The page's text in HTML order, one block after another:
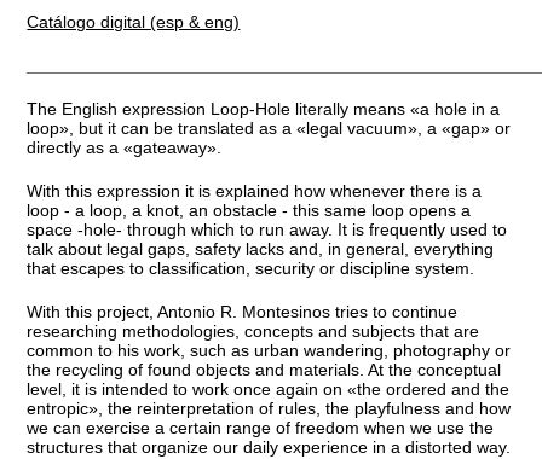
Catálogo digital (esp & eng)
The English expression Loop-Hole literally means «a hole in a
loop», but it can be translated as a «legal vacuum», a «gap» or
directly as a «gateaway».
With this expression it is explained how whenever there is a
loop - a loop, a knot, an obstacle - this same loop opens a
space -hole- through which to run away. It is frequently used to
talk about legal gaps, safety lacks and, in general, everything
that escapes to classification, security or discipline system.
With this project, Antonio R. Montesinos tries to continue
researching methodologies, concepts and subjects that are
common to his work, such as urban wandering, photography or
the recycling of found objects and materials. At the conceptual
level, it is intended to work once again on «the ordered and the
entropic», the reinterpretation of rules, the playfulness and how
we can exercise a certain range of freedom when we use the
structures that organize our daily experience in a distorted way.